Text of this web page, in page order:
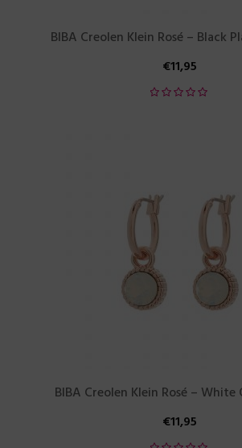
BIBA Creolen Klein Rosé – Black
€11,95
BIBA Creolen Klein Rosé – White
€11,95